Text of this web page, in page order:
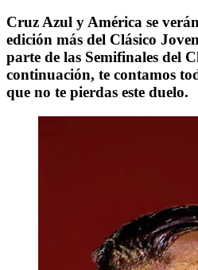
Cruz Azul y América se
edición más del Clásico
parte de las Semifinales del
continuación, te contamos
que no te pierdas este duelo.